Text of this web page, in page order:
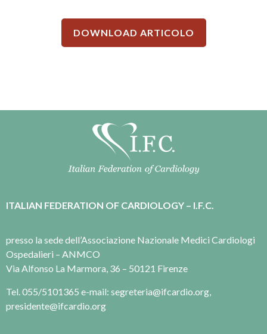
DOWNLOAD ARTICOLO
ITALIAN FEDERATION OF CARDIOLOGY – I.F.C.
presso la sede dell’Associazione Nazionale Medici Cardiologi
Ospedalieri – ANMCO
Via Alfonso La Marmora, 36 – 50121 Firenze
Tel. 055/5101365 e-mail: segreteria@ifcardio.org,
presidente@ifcardio.org